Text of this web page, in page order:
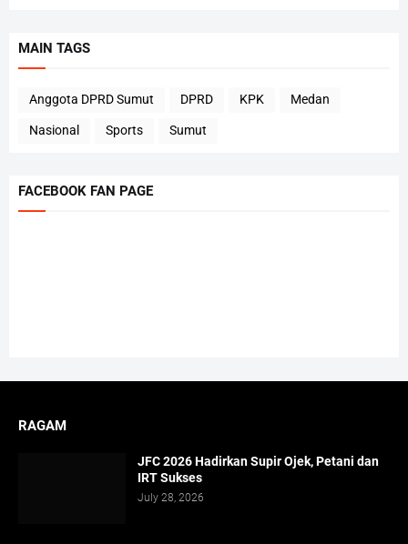
MAIN TAGS
Anggota DPRD Sumut DPRD KPK Medan
Nasional Sports Sumut
FACEBOOK FAN PAGE
RAGAM
JFC 2026 Hadirkan Supir Ojek, Petani dan
IRT Sukses
July 28, 2026